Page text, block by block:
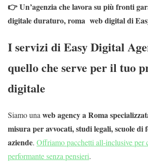
👉 Un’agenzia che lavora su più fronti
digitale duraturo, roma web digital di
I servizi di Easy Digital
quello che serve per il tuo
digitale
Siamo unaweb agency a Roma
misura per avvocati, studi legali, scuole di
aziende. Offriamo pacchetti all-inclusive per
performante senza pensieri.